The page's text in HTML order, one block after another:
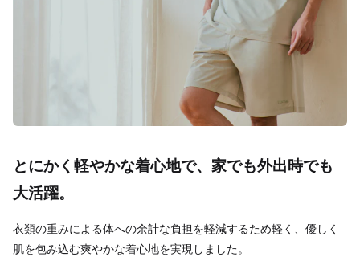
とにかく軽やかな着心地で、家でも外出時でも
大活躍。
衣類の重みによる体への余計な負担を軽減するため軽く、優しく
肌を包み込む爽やかな着心地を実現しました。